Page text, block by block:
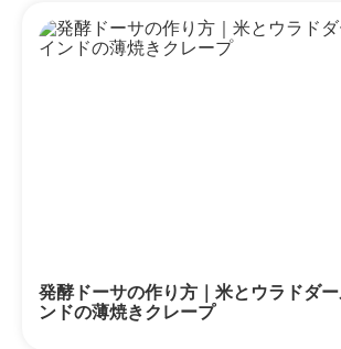
発酵ドーサの作り方｜米とウラドダ
ンドの薄焼きクレープ